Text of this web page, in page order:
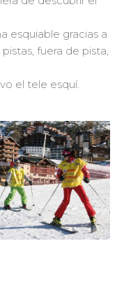
esquiable gracias a
pistas, fuera de pista,
el tele esquí.